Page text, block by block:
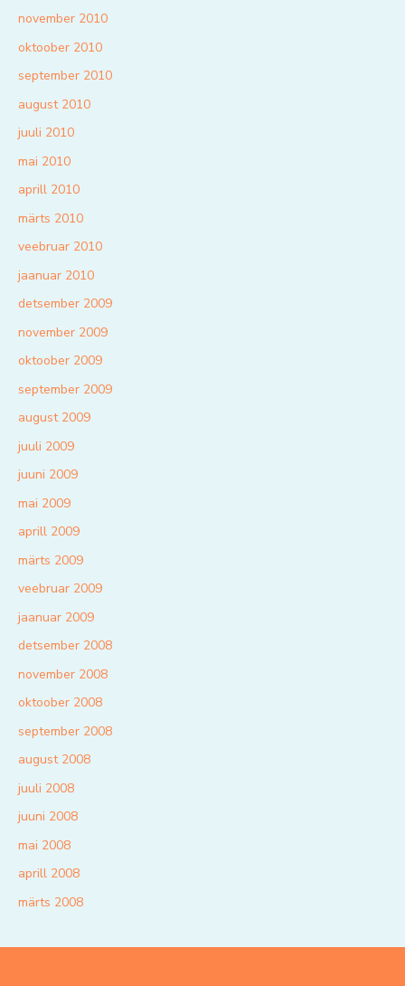
november 2010
oktoober 2010
september 2010
august 2010
juuli 2010
mai 2010
aprill 2010
märts 2010
veebruar 2010
jaanuar 2010
detsember 2009
november 2009
oktoober 2009
september 2009
august 2009
juuli 2009
juuni 2009
mai 2009
aprill 2009
märts 2009
veebruar 2009
jaanuar 2009
detsember 2008
november 2008
oktoober 2008
september 2008
august 2008
juuli 2008
juuni 2008
mai 2008
aprill 2008
märts 2008